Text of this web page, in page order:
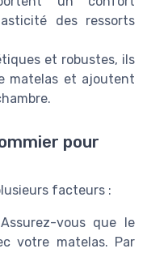
des ressorts
et robustes, ils
matelas et ajoutent
pour
facteurs :
vous que le
votre matelas. Par